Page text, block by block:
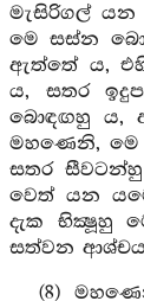
මැසිරිගල්
මෙ සස්න
ඇත්තේ ය,
ය, සතර
බොඳඟහු ය,
මහණෙනි,
සතර
වෙත් යන
දැක භික්‍ෂූහු
සත්වන
(8)